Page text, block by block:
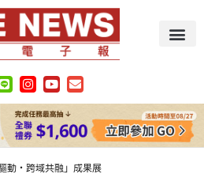
動‧跨域共融」成果展